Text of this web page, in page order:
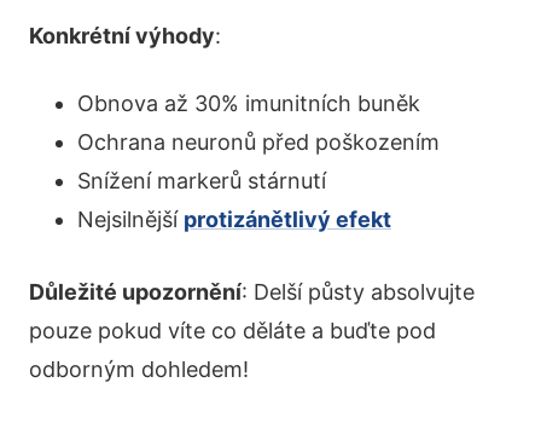
Konkrétní výhody:
Obnova až 30% imunitních buněk
Ochrana neuronů před poškozením
Snížení markerů stárnutí
Nejsilnější protizánětlivý efekt
Důležité upozornění: Delší půsty absolvujte
pouze pokud víte co děláte a buďte pod
odborným dohledem!